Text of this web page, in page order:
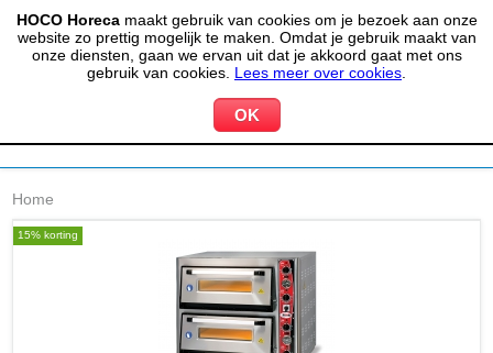
HOCO Horecamaakt gebruik van cookies om je bezoek aan onze
website zo prettig mogelijk te maken. Omdat je gebruik maakt van
onze diensten, gaan we ervan uit dat je akkoord gaat met ons
gebruik van cookies. Lees meer over cookies
(020) 497 6325 info@hocohoreca.nl
MIJN ACCOUNT 0 WINKELWAGEN
Home
15% korting